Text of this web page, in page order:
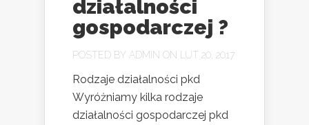
działalności
gospodarczej ?
POSTED BY ADMIN ON LUT 20, 2017
Rodzaje działalności pkd
Wyróżniamy kilka rodzaje
działalności gospodarczej pkd